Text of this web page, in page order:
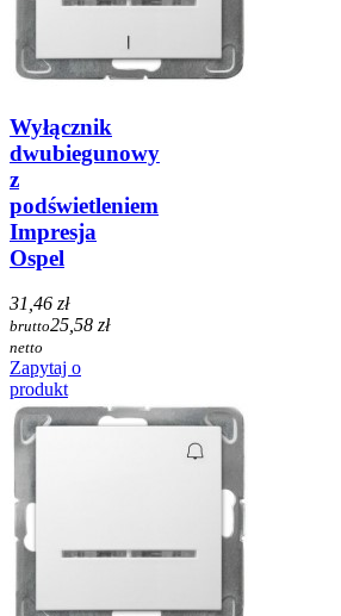
Wyłącznik
dwubiegunowy
z
podświetleniem
Impresja
Ospel
31,46 zł
brutto25,58 zł
netto
Zapytaj o
produkt